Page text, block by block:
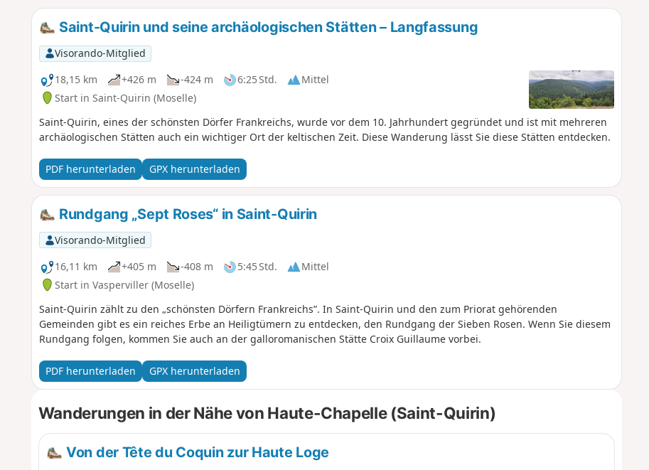
Saint-Quirin und seine archäologischen Stätten – Langfassung
Visorando-Mitglied
18,15 km
+426 m -424 m 6:25 Std.
Mittel
Start in Saint-Quirin (Moselle)
Saint-Quirin, eines der schönsten Dörfer Frankreichs, wurde vor dem 10. Jahrhundert gegründet und ist mit mehreren
archäologischen Stätten auch ein wichtiger Ort der keltischen Zeit. Diese Wanderung lässt Sie diese Stätten entdecken.
PDF herunterladen GPX herunterladen
Rundgang „Sept Roses“ in Saint-Quirin
Visorando-Mitglied
16,11 km
+405 m -408 m 5:45 Std.
Mittel
Start in Vasperviller (Moselle)
Saint-Quirin zählt zu den „schönsten Dörfern Frankreichs”. In Saint-Quirin und den zum Priorat gehörenden
Gemeinden gibt es ein reiches Erbe an Heiligtümern zu entdecken, den Rundgang der Sieben Rosen. Wenn Sie diesem
Rundgang folgen, kommen Sie auch an der galloromanischen Stätte Croix Guillaume vorbei.
PDF herunterladen GPX herunterladen
Wanderungen in der Nähe von Haute-Chapelle (Saint-Quirin)
Von der Tête du Coquin zur Haute Loge